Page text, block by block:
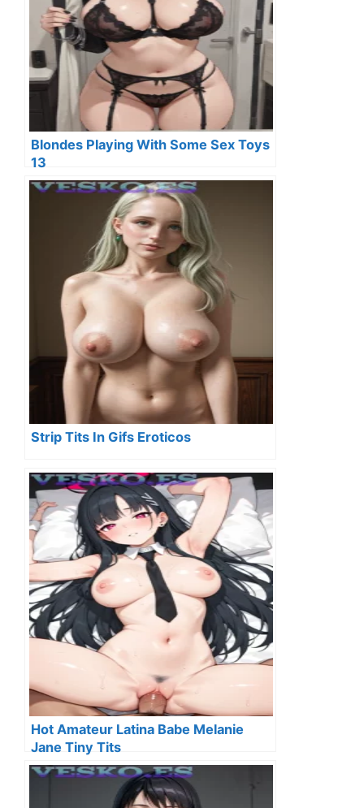
Blondes Playing With Some Sex Toys
13
Strip Tits In Gifs Eroticos
Hot Amateur Latina Babe Melanie
Jane Tiny Tits